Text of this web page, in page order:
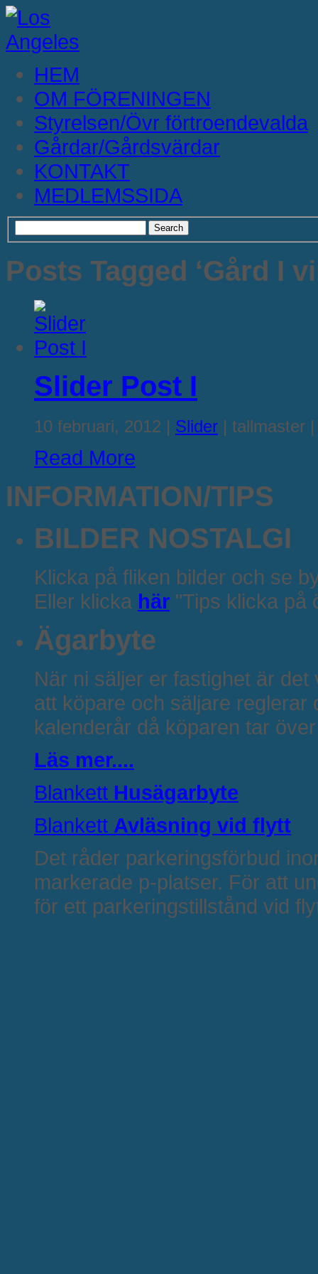
HEM
OM FÖRENINGEN
Styrelsen/Övr förtroendevalda
Gårdar/Gårdsvärdar
KONTAKT
MEDLEMSSIDA
Posts Tagged ‘Gård I
Slider Post I
10 februari, 2012 | Slider | tallmaster |
Read More
INFORMATION/TIPS
BILDER NOSTALGI
Klicka på fliken bilder och se
Eller klicka här "Tips klicka på
Ägarbyte
När ni säljer er fastighet är
att köpare och säljare reglerar
kalenderår då köparen tar
Läs mer....
Blankett Husägarbyte
Blankett Avläsning vid flytt
Det råder parkeringsförbud
markerade p-platser. För att
för ett parkeringstillstånd vid